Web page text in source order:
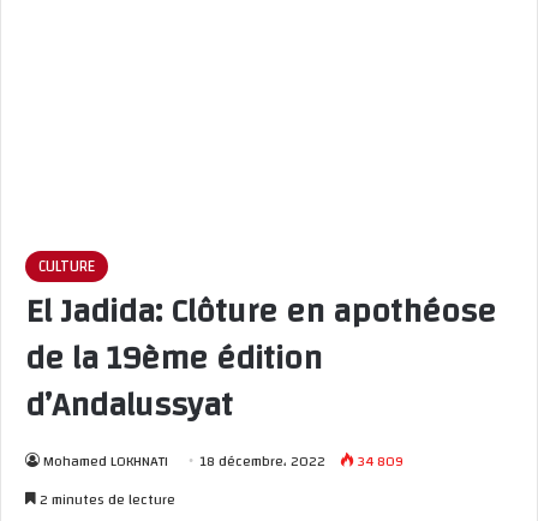
CULTURE
El Jadida: Clôture en apothéose
de la 19ème édition
d’Andalussyat
Mohamed LOKHNATI 18 décembre، 2022
34 809
2 minutes de lecture